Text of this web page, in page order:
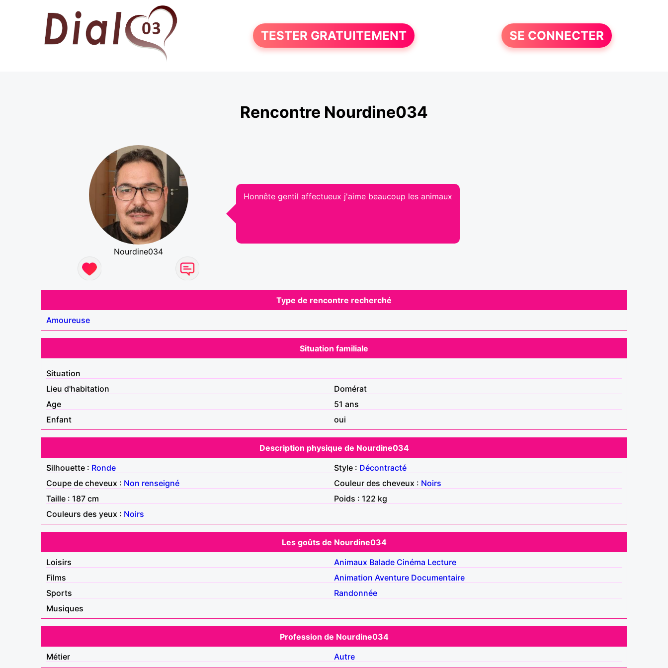
TESTER GRATUITEMENT SE CONNECTER
Rencontre Nourdine034
Nourdine034
Honnête gentil affectueux j'aime beaucoup les animaux
Type de rencontre recherché
Amoureuse
Situation familiale
Situation
Lieu d'habitation
Domérat
Age
51 ans
Enfant
oui
Description physique de Nourdine034
Silhouette : Ronde Style : Décontracté
Coupe de cheveux : Non renseigné Couleur des cheveux : Noirs
Taille : 187 cm
Poids : 122 kg
Couleurs des yeux : Noirs
Les goûts de Nourdine034
Loisirs
Animaux Balade Cinéma Lecture
Films
Animation Aventure Documentaire
Sports
Randonnée
Musiques
Profession de Nourdine034
Métier
Autre